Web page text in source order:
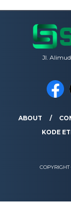
Jl.
ABOUT
KODE